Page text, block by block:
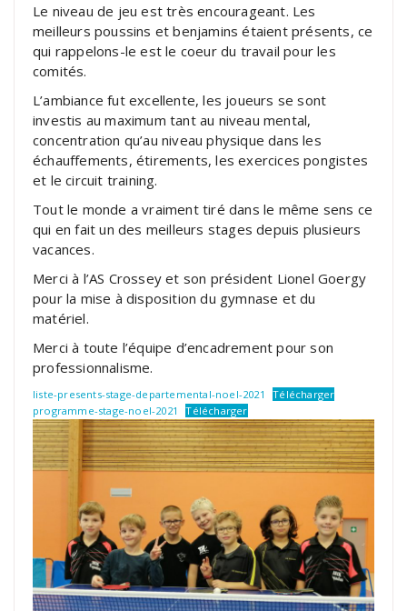
Le niveau de jeu est très encourageant. Les
meilleurs poussins et benjamins étaient présents, ce
qui rappelons-le est le coeur du travail pour les
comités.
L’ambiance fut excellente, les joueurs se sont
investis au maximum tant au niveau mental,
concentration qu’au niveau physique dans les
échauffements, étirements, les exercices pongistes
et le circuit training.
Tout le monde a vraiment tiré dans le même sens ce
qui en fait un des meilleurs stages depuis plusieurs
vacances.
Merci à l’AS Crossey et son président Lionel Goergy
pour la mise à disposition du gymnase et du
matériel.
Merci à toute l’équipe d’encadrement pour son
professionnalisme.
liste-presents-stage-departemental-noel-2021
Télécharger
programme-stage-noel-2021
Télécharger